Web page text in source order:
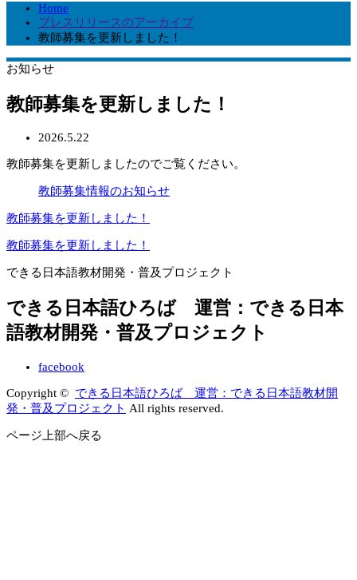
Home
プレスリリースのアーカイブ
教師募集を更新しました！
お知らせ
教師募集を更新しました！
2026.5.22
教師募集を更新しましたのでご覧ください。
教師募集情報のお知らせ
教師募集を更新しました！
教師募集を更新しました！
できる日本語教材開発・普及プロジェクト
できる日本語ひろば 運営：できる日本
語教材開発・普及プロジェクト
facebook
Copyright © できる日本語ひろば 運営：できる日本語教材開
発・普及プロジェクト All rights reserved.
ページ上部へ戻る